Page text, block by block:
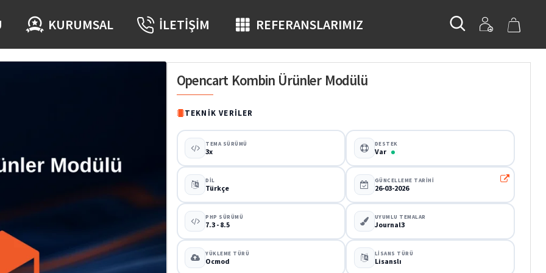
KURUMSAL İLETIŞIM REFERANSLARIMIZ
Opencart Kombin Ürünler Modülü
TEKNIK VERILER
TEMA SÜRÜMÜ
3x
DESTEK
Var
DIL
Türkçe
GÜNCELLEME TARIHI
26-03-2026
PHP SÜRÜMÜ
7.3 - 8.5
UYUMLU TEMALAR
Journal3
YÜKLEME TÜRÜ
Ocmod
LISANS TÜRÜ
Lisanslı